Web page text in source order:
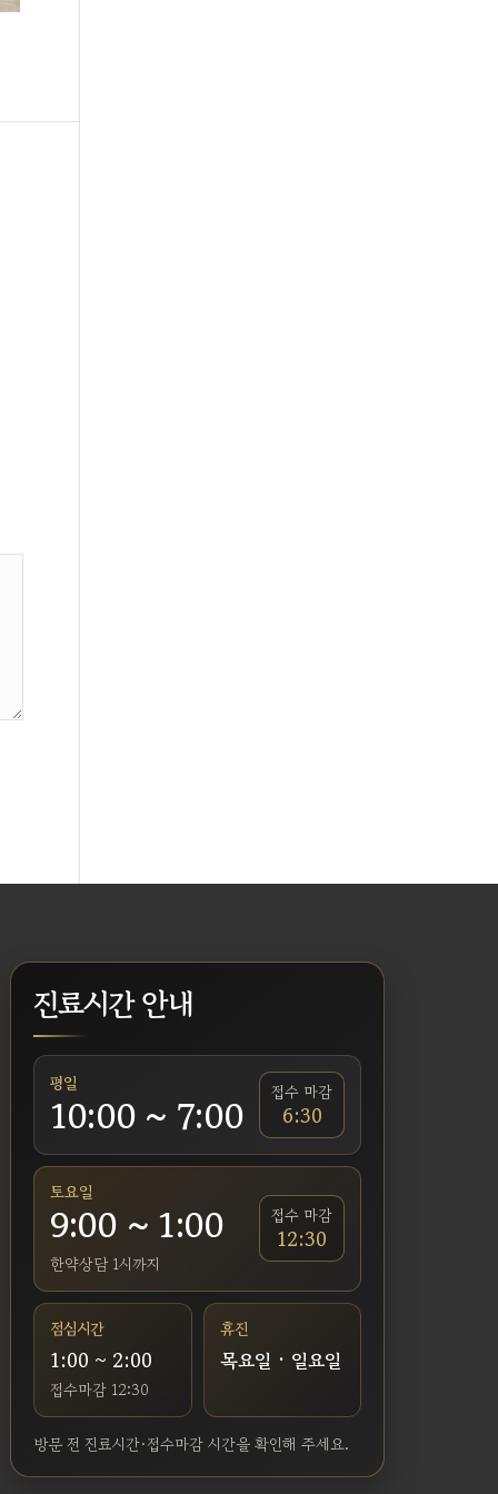
진료시간 안내
평일
10:00 ~ 7:00 접수 마감
6:30
토요일
9:00 ~ 1:00
한약상담 1시까지
접수 마감
12:30
점심시간
1:00 ~ 2:00
접수마감 12:30
휴진
목요일 · 일요일
방문 전 진료시간·접수마감 시간을 확인해 주세요.